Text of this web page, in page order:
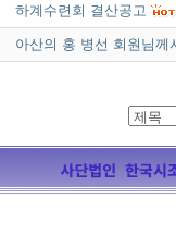
하계수련회 결산공고
아산의 홍 병선 회원님께